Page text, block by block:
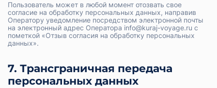
Пользователь может в любой момент отозвать свое
согласие на обработку персональных данных, направив
Оператору уведомление посредством электронной почты
на электронный адрес Оператора info@kuraj-voyage.ru с
пометкой «Отзыв согласия на обработку персональных
данных».
7. Трансграничная передача
персональных данных